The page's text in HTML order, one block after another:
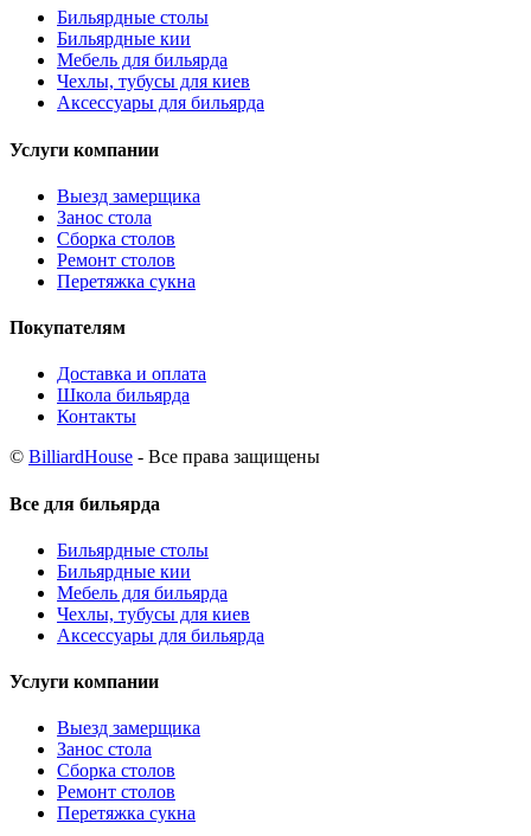
Бильярдные столы
Бильярдные кии
Мебель для бильярда
Чехлы, тубусы для киев
Аксессуары для бильярда
Услуги компании
Выезд замерщика
Занос стола
Сборка столов
Ремонт столов
Перетяжка сукна
Покупателям
Доставка и оплата
Школа бильярда
Контакты
© BilliardHouse - Все права защищены
Все для бильярда
Бильярдные столы
Бильярдные кии
Мебель для бильярда
Чехлы, тубусы для киев
Аксессуары для бильярда
Услуги компании
Выезд замерщика
Занос стола
Сборка столов
Ремонт столов
Перетяжка сукна